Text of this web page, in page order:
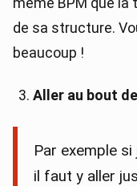
de sa structure.
beaucoup !
Aller au bout
Par exemple si
il faut y aller